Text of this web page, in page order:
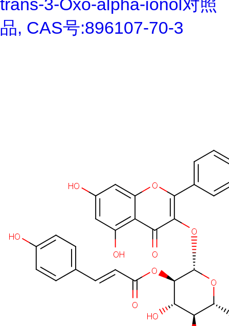
trans-3-Oxo-alpha-ionol对照
品, CAS号:896107-70-3